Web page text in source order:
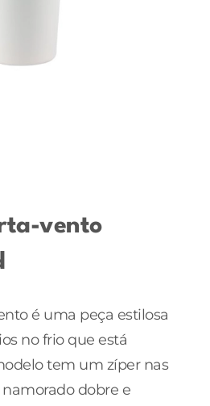
vento
é uma peça estilosa
no frio que está
tem um zíper nas
dobre e